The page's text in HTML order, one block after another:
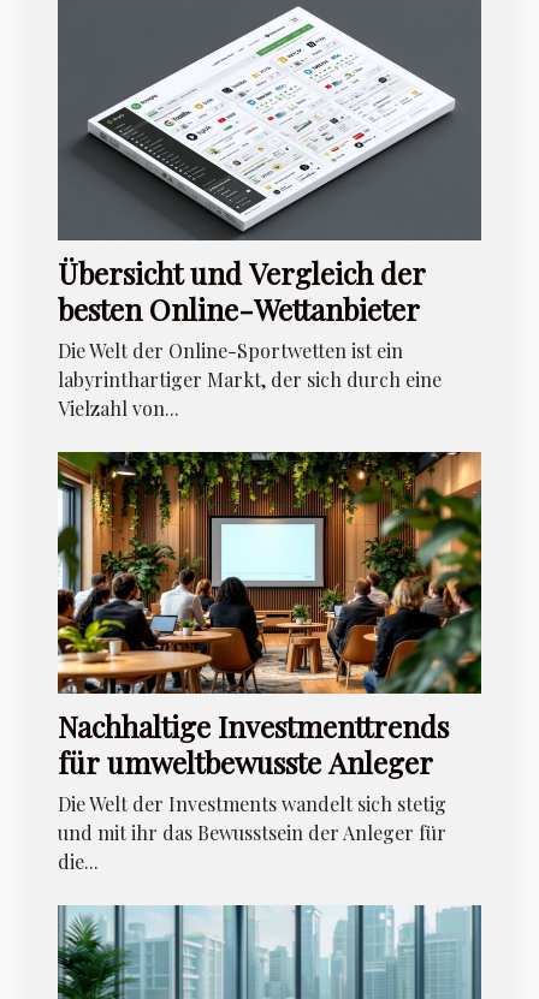
Übersicht und Vergleich der
besten Online-Wettanbieter
Die Welt der Online-Sportwetten ist ein
labyrinthartiger Markt, der sich durch eine
Vielzahl von...
Nachhaltige Investmenttrends
für umweltbewusste Anleger
Die Welt der Investments wandelt sich stetig
und mit ihr das Bewusstsein der Anleger für
die...